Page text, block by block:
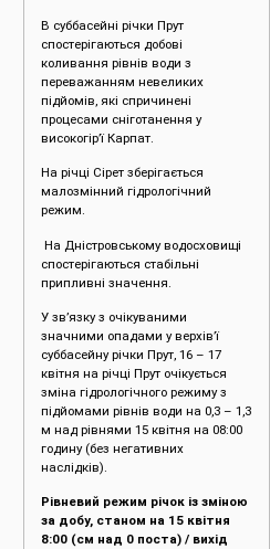
В суббасейні річки Прут
спостерігаються добові
коливання рівнів води з
переважанням невеликих
підйомів, які спричинені
процесами сніготанення у
високогір’ї Карпат.
На річці Сірет зберігається
малозмінний гідрологічний
режим.
На Дністровському водосховищі
спостерігаються стабільні
припливні значення.
У зв’язку з очікуваними
значними опадами у верхів’ї
суббасейну річки Прут, 16 – 17
квітня на річці Прут очікується
зміна гідрологічного режиму з
підйомами рівнів води на 0,3 – 1,3
м над рівнями 15 квітня на 08:00
годину (без негативних
наслідків).
Рівневий режим річок із зміною
за добу, станом на 15 квітня
8:00 (см над 0 поста) / вихід